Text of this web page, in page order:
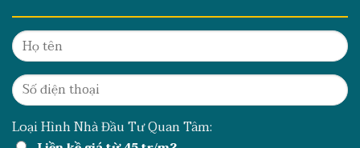
Loại Hình Nhà Đầu Tư Quan Tâm: